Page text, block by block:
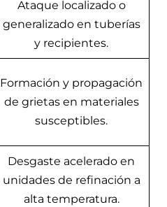
Ataque localizado o
generalizado en tuberías
y recipientes.
Formación y propagación
de grietas en materiales
susceptibles.
Desgaste acelerado en
unidades de refinación a
alta temperatura.